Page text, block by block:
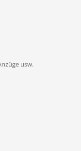
usw.